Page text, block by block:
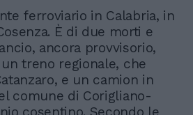
ferroviario in Calabria, in
È di due morti e
ancora provvisorio,
treno regionale, che
e un camion in
comune di Corigliano-